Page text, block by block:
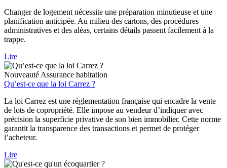
Changer de logement nécessite une préparation minutieuse et une
planification anticipée. Au milieu des cartons, des procédures
administratives et des aléas, certains détails passent facilement à la
trappe.
Lire
Nouveauté Assurance habitation
Qu’est-ce que la loi Carrez ?
La loi Carrez est une réglementation française qui encadre la vente
de lots de copropriété. Elle impose au vendeur d’indiquer avec
précision la superficie privative de son bien immobilier. Cette norme
garantit la transparence des transactions et permet de protéger
l’acheteur.
Lire